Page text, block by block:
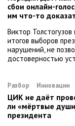
сбои онлайн-
им что-то
Виктор
итогов выборов
нарушений, не
достоверностью
Разбор Инновации
ЦИК не даёт
ли «мёртвые
президента